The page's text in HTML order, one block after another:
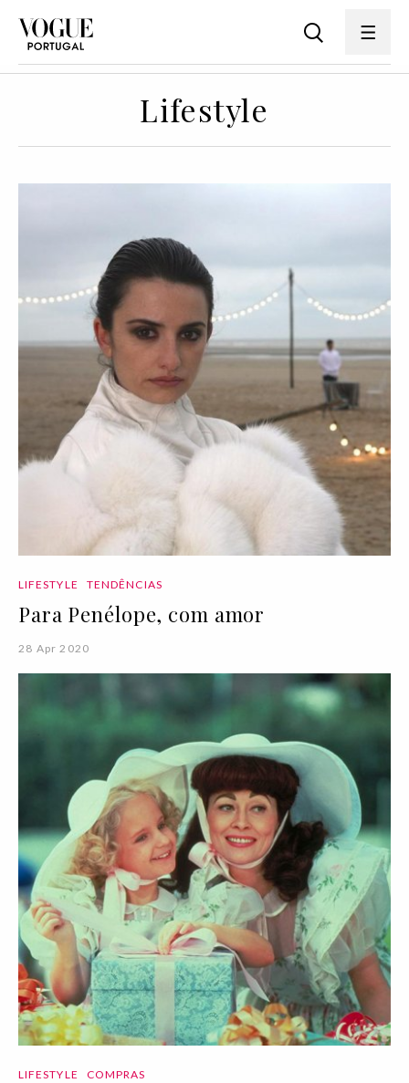
Lifestyle
LIFESTYLE TENDÊNCIAS
Para Penélope, com amor
28 Apr 2020
LIFESTYLE COMPRAS